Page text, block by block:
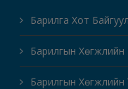
Барилга Хот
Барилгын Хөгжлийн
Барилгын Хөгжлийн